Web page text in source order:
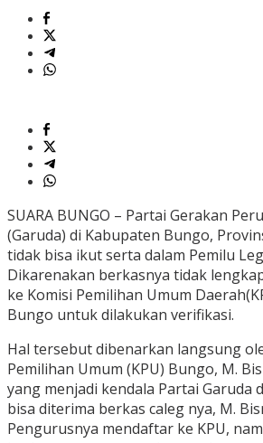
SUARA BUNGO – Partai Gerakan
(Garuda) di Kabupaten Bungo,
tidak bisa ikut serta dalam Pemilu
Dikarenakan berkasnya tidak
ke Komisi Pemilihan Umum
Bungo untuk dilakukan verifikasi.
Hal tersebut dibenarkan langsung
Pemilihan Umum (KPU) Bungo, M.
yang menjadi kendala Partai Garuda
bisa diterima berkas caleg nya, M.
Pengurusnya mendaftar ke KPU,